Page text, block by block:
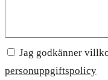
Jag godkänner
personuppgiftspolicy